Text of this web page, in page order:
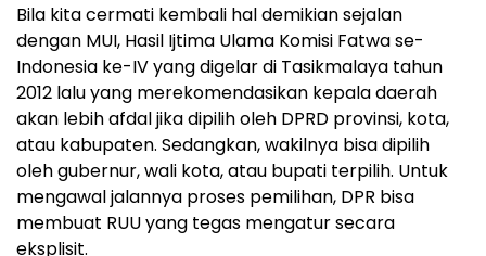
Bila kita cermati kembali hal demikian sejalan
dengan MUI, Hasil Ijtima Ulama Komisi Fatwa se-
Indonesia ke-IV yang digelar di Tasikmalaya tahun
2012 lalu yang merekomendasikan kepala daerah
akan lebih afdal jika dipilih oleh DPRD provinsi, kota,
atau kabupaten. Sedangkan, wakilnya bisa dipilih
oleh gubernur, wali kota, atau bupati terpilih. Untuk
mengawal jalannya proses pemilihan, DPR bisa
membuat RUU yang tegas mengatur secara
eksplisit.